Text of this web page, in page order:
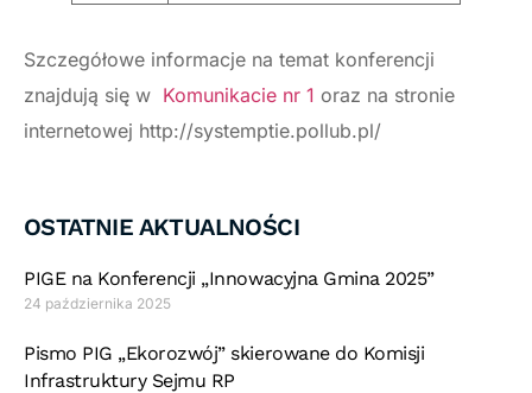
Szczegółowe informacje na temat konferencji
znajdują się w Komunikacie nr 1 oraz na stronie
internetowej http://systemptie.pollub.pl/
OSTATNIE AKTUALNOŚCI
PIGE na Konferencji „Innowacyjna Gmina 2025”
24 października 2025
Pismo PIG „Ekorozwój” skierowane do Komisji
Infrastruktury Sejmu RP